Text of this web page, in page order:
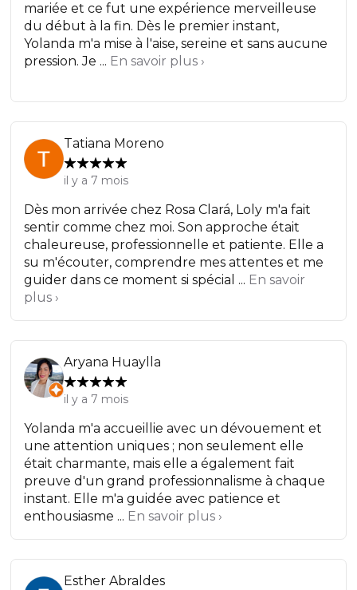
mariée et ce fut une expérience merveilleuse
du début à la fin. Dès le premier instant,
Yolanda m'a mise à l'aise, sereine et sans aucune
pression. Je ... En savoir plus ›
Tatiana Moreno
il y a 7 mois
Dès mon arrivée chez Rosa Clará, Loly m'a fait
sentir comme chez moi. Son approche était
chaleureuse, professionnelle et patiente. Elle a
su m'écouter, comprendre mes attentes et me
guider dans ce moment si spécial ... En savoir
plus ›
Aryana Huaylla
il y a 7 mois
Yolanda m'a accueillie avec un dévouement et
une attention uniques ; non seulement elle
était charmante, mais elle a également fait
preuve d'un grand professionnalisme à chaque
instant. Elle m'a guidée avec patience et
enthousiasme ... En savoir plus ›
Esther Abraldes